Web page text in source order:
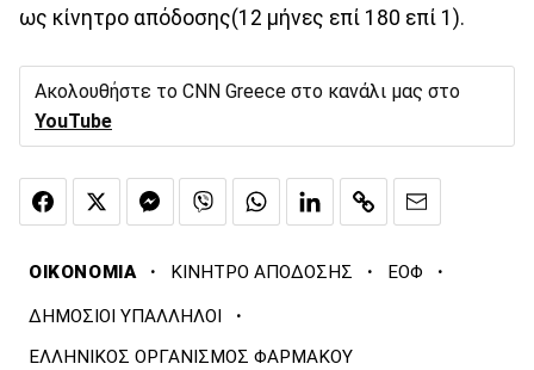
ως κίνητρο απόδοσης(12 μήνες επί 180 επί 1).
Ακολουθήστε το CNN Greece στο κανάλι μας στο
YouTube
ΟΙΚΟΝΟΜΙΑ · ΚΙΝΗΤΡΟ ΑΠΟΔΟΣΗΣ · ΕΟΦ ·
ΔΗΜΟΣΙΟΙ ΥΠΑΛΛΗΛΟΙ ·
ΕΛΛΗΝΙΚΟΣ ΟΡΓΑΝΙΣΜΟΣ ΦΑΡΜΑΚΟΥ